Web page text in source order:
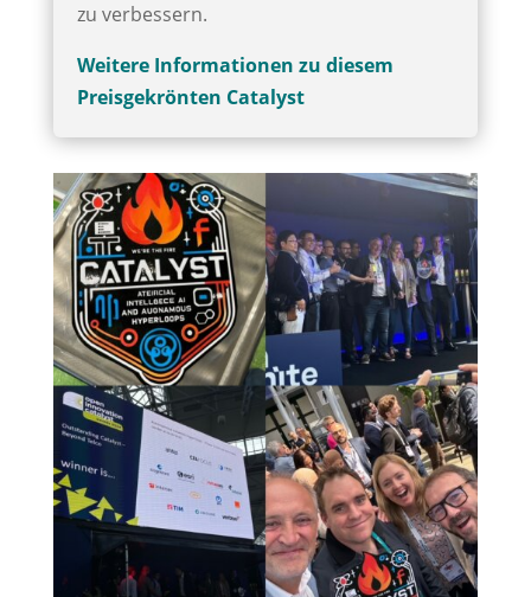
zu verbessern.
Weitere Informationen zu diesem
Preisgekrönten Catalyst